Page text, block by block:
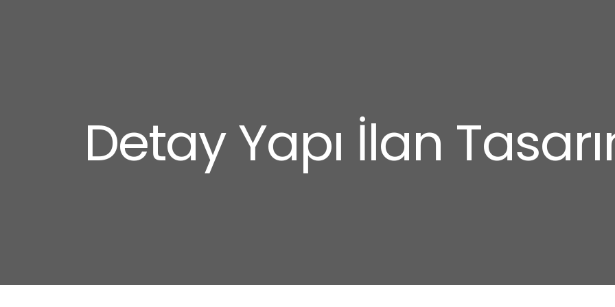
Detay Yapı İlan